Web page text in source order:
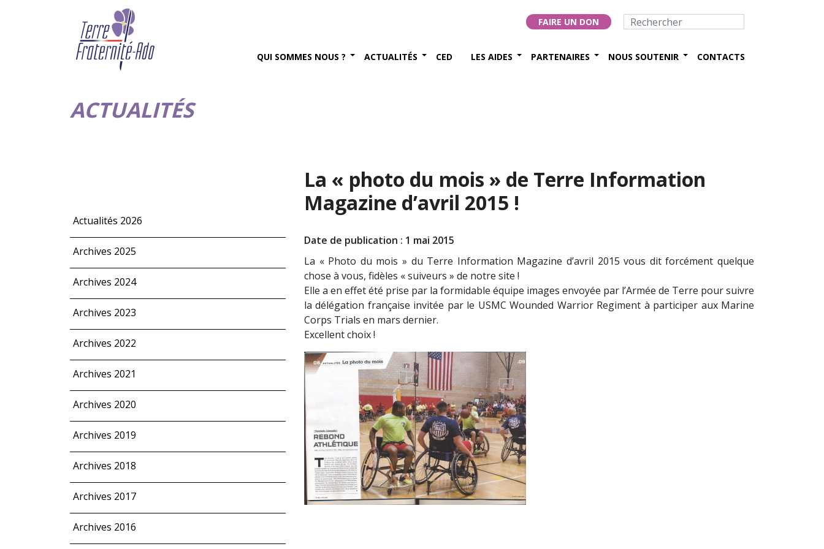
FAIRE UN DON
QUI SOMMES NOUS ? ACTUALITÉS CED LES AIDES PARTENAIRES NOUS SOUTENIR CONTACTS
ACTUALITÉS
Actualités 2026
Archives 2025
Archives 2024
Archives 2023
Archives 2022
Archives 2021
Archives 2020
Archives 2019
Archives 2018
Archives 2017
Archives 2016
La « photo du mois » de Terre Information
Magazine d’avril 2015 !
Date de publication : 1 mai 2015
La « Photo du mois » du Terre Information Magazine d’avril 2015 vous dit forcément quelque
chose à vous, fidèles « suiveurs » de notre site !
Elle a en effet été prise par la formidable équipe images envoyée par l’Armée de Terre pour suivre
la délégation française invitée par le USMC Wounded Warrior Regiment à participer aux Marine
Corps Trials en mars dernier.
Excellent choix !